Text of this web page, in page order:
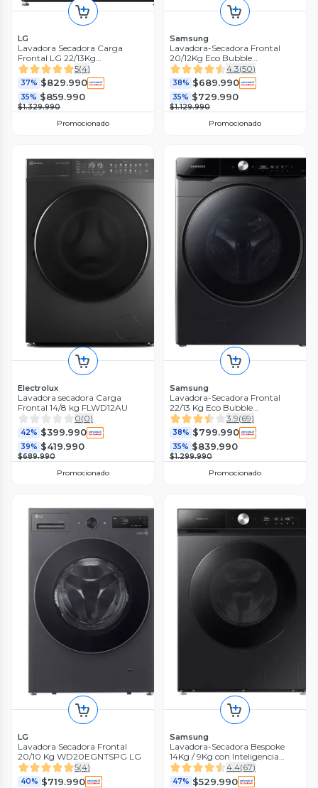
LG
Lavadora Secadora Carga
Frontal LG 22/13Kg
WD22BV2S6R con AIDD™ y
Steam
5(4)
37% $829.990
35% $859.990
$1.329.990
Promocionado
Samsung
Lavadora-Secadora Frontal
20/12Kg Eco Bubble
WD20T6300GP/ZS
4.3(50)
38% $689.990
35% $729.990
$1.129.990
Promocionado
Electrolux
Lavadora secadora Carga
Frontal 14/8 kg FLWD12AU
0(0)
42% $399.990
39% $419.990
$689.990
Promocionado
Samsung
Lavadora-Secadora Frontal
22/13 Kg Eco Bubble
WD22T6500GV/ZS
3.9(69)
38% $799.990
35% $839.990
$1.299.990
Promocionado
LG
Lavadora Secadora Frontal
20/10 Kg WD20EGNTSPG LG
5(4)
40% $719.990
Samsung
Lavadora-Secadora Bespoke
14Kg / 9Kg con Inteligencia
Artificial en Ecobubble
4.4(67)
47% $529.990